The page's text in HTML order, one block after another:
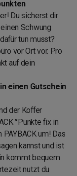
Du sicherst dir
Schwung
tun musst?
vor Ort vor. Pro
auf dein
einen Gutschein
der Koffer
°Punkte fix in
um! Das
kannst und ist
kommt bequem
nutzt du